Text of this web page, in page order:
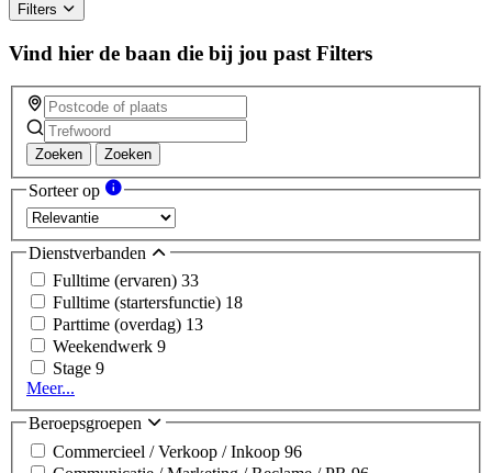
Filters
Vind hier de baan die bij jou past Filters
Zoeken Zoeken
Sorteer op
Dienstverbanden
Fulltime (ervaren) 33
Fulltime (startersfunctie) 18
Parttime (overdag) 13
Weekendwerk 9
Stage 9
Meer...
Beroepsgroepen
Commercieel / Verkoop / Inkoop 96